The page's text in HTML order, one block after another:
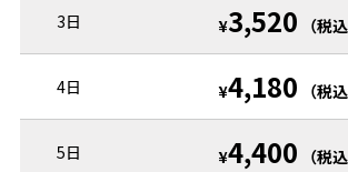
3日 ¥3,520 （税
4日 ¥4,180 （税
5日 ¥4,400 （税